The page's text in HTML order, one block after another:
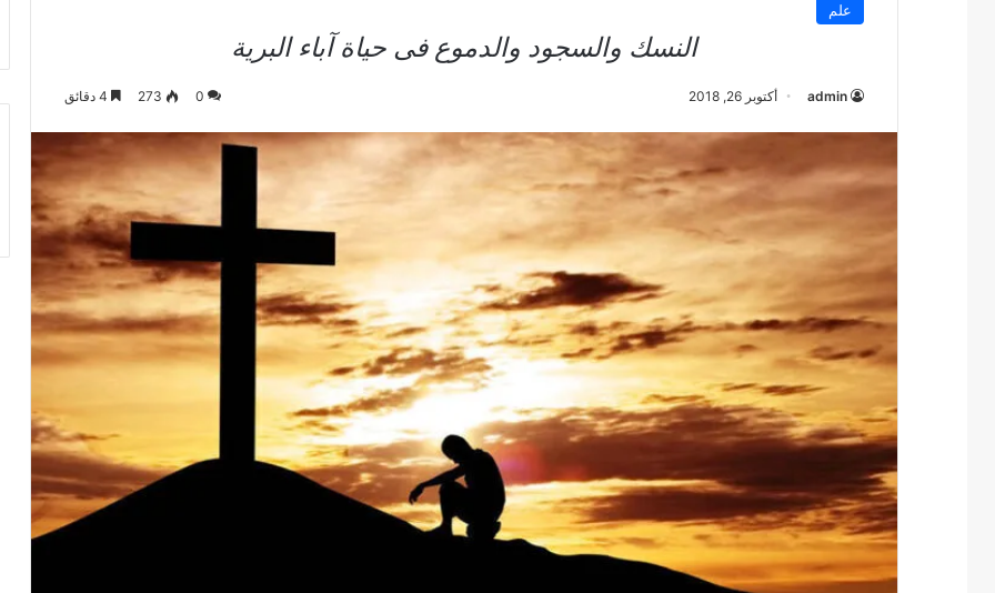
علم
النسك والسجود والدموع فى حياة آباء البرية
admin أكتوبر 26, 2018 0
273